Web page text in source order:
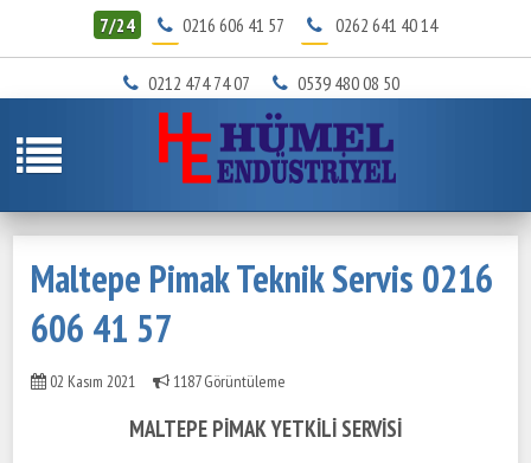
7/24 0216 606 41 57 0262 641 40 14
0212 474 74 07 0539 480 08 50
Maltepe Pimak Teknik Servis 0216
606 41 57
02 Kasım 2021 1187 Görüntüleme
MALTEPE PİMAK YETKİLİ SERVİSİ